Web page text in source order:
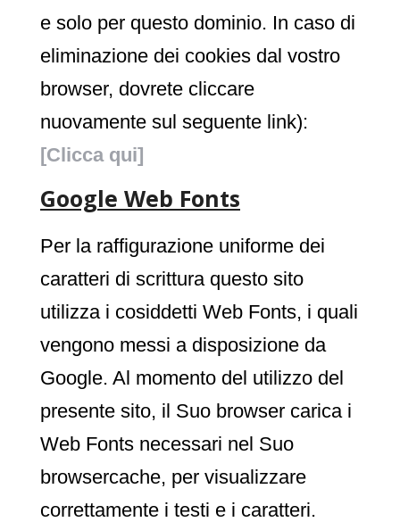
e solo per questo dominio. In caso di
eliminazione dei cookies dal vostro
browser, dovrete cliccare
nuovamente sul seguente link):
[Clicca qui]
Google Web Fonts
Per la raffigurazione uniforme dei
caratteri di scrittura questo sito
utilizza i cosiddetti Web Fonts, i quali
vengono messi a disposizione da
Google. Al momento del utilizzo del
presente sito, il Suo browser carica i
Web Fonts necessari nel Suo
browsercache, per visualizzare
correttamente i testi e i caratteri.